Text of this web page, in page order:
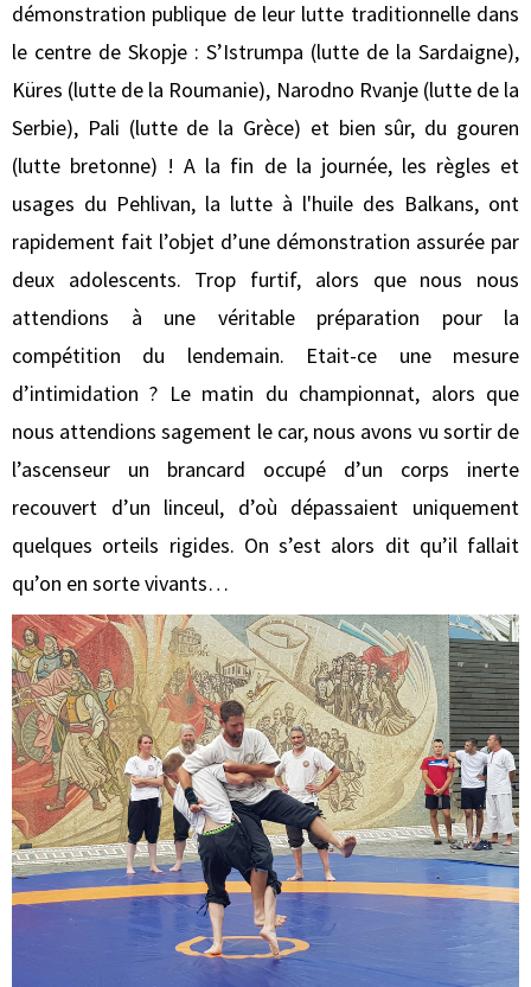
démonstration publique de leur lutte traditionnelle dans
le centre de Skopje : S’Istrumpa (lutte de la Sardaigne),
Küres (lutte de la Roumanie), Narodno Rvanje (lutte de la
Serbie), Pali (lutte de la Grèce) et bien sûr, du gouren
(lutte bretonne) ! A la fin de la journée, les règles et
usages du Pehlivan, la lutte à l'huile des Balkans, ont
rapidement fait l’objet d’une démonstration assurée par
deux adolescents. Trop furtif, alors que nous nous
attendions à une véritable préparation pour la
compétition du lendemain. Etait-ce une mesure
d’intimidation ? Le matin du championnat, alors que
nous attendions sagement le car, nous avons vu sortir de
l’ascenseur un brancard occupé d’un corps inerte
recouvert d’un linceul, d’où dépassaient uniquement
quelques orteils rigides. On s’est alors dit qu’il fallait
qu’on en sorte vivants…